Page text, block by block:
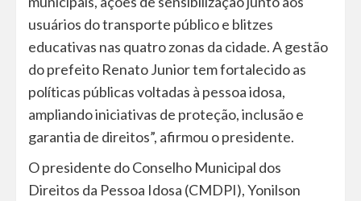
usuários do transporte público e blitzes
educativas nas quatro zonas da cidade. A gestão
do prefeito Renato Junior tem fortalecido as
políticas públicas voltadas à pessoa idosa,
ampliando iniciativas de proteção, inclusão e
garantia de direitos”, afirmou o presidente.
O presidente do Conselho Municipal dos
Direitos da Pessoa Idosa (CMDPI), Yonilson